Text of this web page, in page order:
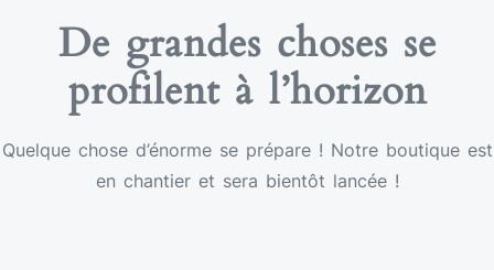
De grandes choses se
profilent à l’horizon
Quelque chose d’énorme se prépare ! Notre boutique est
en chantier et sera bientôt lancée !